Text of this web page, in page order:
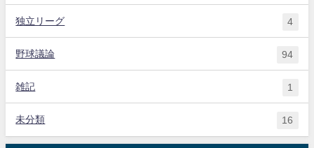
独立リーグ 4
野球議論 94
雑記 1
未分類 16